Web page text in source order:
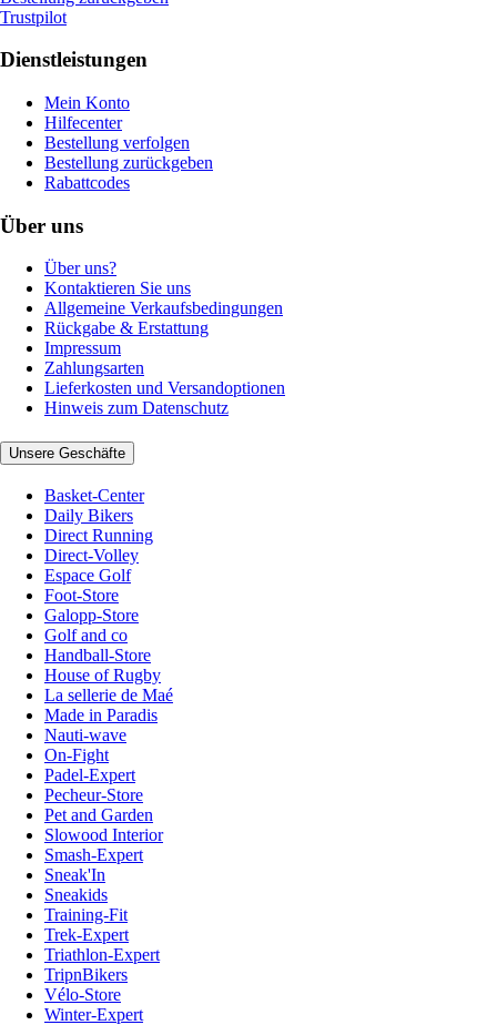
Trustpilot
Dienstleistungen
Mein Konto
Hilfecenter
Bestellung verfolgen
Bestellung zurückgeben
Rabattcodes
Über uns
Über uns?
Kontaktieren Sie uns
Allgemeine Verkaufsbedingungen
Rückgabe & Erstattung
Impressum
Zahlungsarten
Lieferkosten und Versandoptionen
Hinweis zum Datenschutz
Unsere Geschäfte
Basket-Center
Daily Bikers
Direct Running
Direct-Volley
Espace Golf
Foot-Store
Galopp-Store
Golf and co
Handball-Store
House of Rugby
La sellerie de Maé
Made in Paradis
Nauti-wave
On-Fight
Padel-Expert
Pecheur-Store
Pet and Garden
Slowood Interior
Smash-Expert
Sneak'In
Sneakids
Training-Fit
Trek-Expert
Triathlon-Expert
TripnBikers
Vélo-Store
Winter-Expert